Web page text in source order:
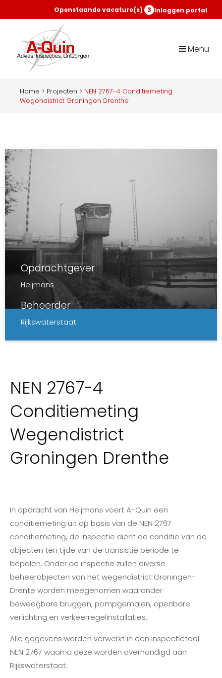
Openstaande vacature(s) 3 Inloggen portal
Menu
Home > Projecten > NEN 2767-4 Conditiemeting
Wegendistrict Groningen Drenthe
Opdrachtgever
Heijmans
Beheerder
Rijkswaterstaat
NEN 2767-4
Conditiemeting
Wegendistrict
Groningen Drenthe
In opdracht van Heijmans voert A-Quin een
conditiemeting uit op basis van de NEN 2767
conditiemeting, de inspectie dient de conditie van de
objecten ten tijde van de transistie periode te
bepalen. Onder de inspectie zullen diverse
beheerobjecten van het wegendistrict Groningen-
Drente worden meegenomen waaronder
beweegbare bruggen, pompgemalen, openbare
verlichting en verkeerregelinstallaties.
Alle gegevens worden verwerkt in een inspectietool
NEN 2767 waarna deze worden overhandigd aan
Rijkswaterstaat.